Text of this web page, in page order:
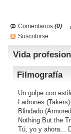
Comentarios (0)
Suscribirse
Vida
Filmografía
Un golpe con
Ladrones (Takers)
Blindado
Nothing But the
Tú, yo y ahora...